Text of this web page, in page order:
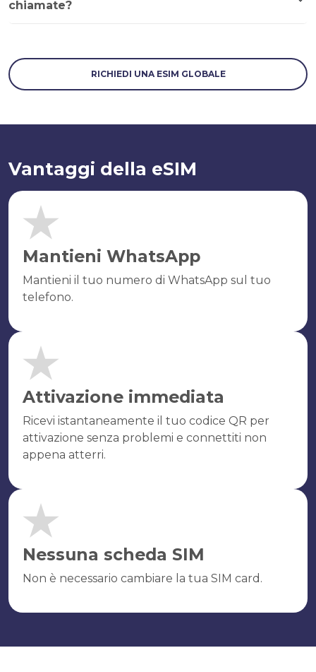
chiamate?
RICHIEDI UNA ESIM GLOBALE
Vantaggi della eSIM
Mantieni WhatsApp
Mantieni il tuo numero di WhatsApp sul tuo
telefono.
Attivazione immediata
Ricevi istantaneamente il tuo codice QR per
attivazione senza problemi e connettiti non
appena atterri.
Nessuna scheda SIM
Non è necessario cambiare la tua SIM card.